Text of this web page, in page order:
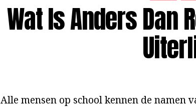
Wat Is Anders Dan
Alle mensen op school kennen de namen